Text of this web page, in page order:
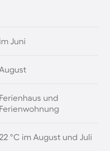
im Juni
Ferienhaus und
Ferienwohnung
22 °C im August und Juli